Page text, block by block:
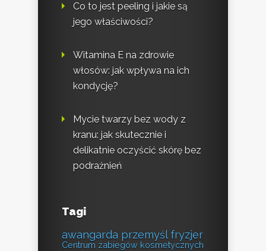
Co to jest peeling i jakie są
jego właściwości?
Witamina E na zdrowie
włosów: jak wpływa na ich
kondycję?
Mycie twarzy bez wody z
kranu: jak skutecznie i
delikatnie oczyścić skórę bez
podrażnień
Tagi
awangarda przemyśl fryzjer
Centrum zabiegów kosmetycznych